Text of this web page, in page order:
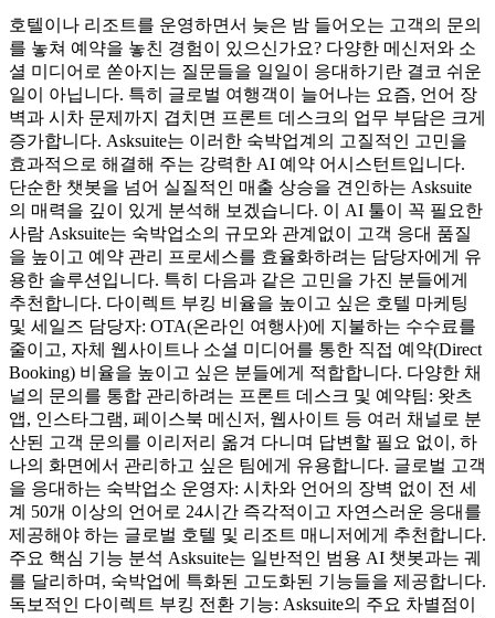
호텔이나 리조트를 운영하면서 늦은 밤 들어오는 고객의 문의
를 놓쳐 예약을 놓친 경험이 있으신가요? 다양한 메신저와 소
셜 미디어로 쏟아지는 질문들을 일일이 응대하기란 결코 쉬운
일이 아닙니다. 특히 글로벌 여행객이 늘어나는 요즘, 언어 장
벽과 시차 문제까지 겹치면 프론트 데스크의 업무 부담은 크게
증가합니다. Asksuite는 이러한 숙박업계의 고질적인 고민을
효과적으로 해결해 주는 강력한 AI 예약 어시스턴트입니다.
단순한 챗봇을 넘어 실질적인 매출 상승을 견인하는 Asksuite
의 매력을 깊이 있게 분석해 보겠습니다. 이 AI 툴이 꼭 필요한
사람 Asksuite는 숙박업소의 규모와 관계없이 고객 응대 품질
을 높이고 예약 관리 프로세스를 효율화하려는 담당자에게 유
용한 솔루션입니다. 특히 다음과 같은 고민을 가진 분들에게
추천합니다. 다이렉트 부킹 비율을 높이고 싶은 호텔 마케팅
및 세일즈 담당자: OTA(온라인 여행사)에 지불하는 수수료를
줄이고, 자체 웹사이트나 소셜 미디어를 통한 직접 예약(Direct
Booking) 비율을 높이고 싶은 분들에게 적합합니다. 다양한 채
널의 문의를 통합 관리하려는 프론트 데스크 및 예약팀: 왓츠
앱, 인스타그램, 페이스북 메신저, 웹사이트 등 여러 채널로 분
산된 고객 문의를 이리저리 옮겨 다니며 답변할 필요 없이, 하
나의 화면에서 관리하고 싶은 팀에게 유용합니다. 글로벌 고객
을 응대하는 숙박업소 운영자: 시차와 언어의 장벽 없이 전 세
계 50개 이상의 언어로 24시간 즉각적이고 자연스러운 응대를
제공해야 하는 글로벌 호텔 및 리조트 매니저에게 추천합니다.
주요 핵심 기능 분석 Asksuite는 일반적인 범용 AI 챗봇과는 궤
를 달리하며, 숙박업에 특화된 고도화된 기능들을 제공합니다.
독보적인 다이렉트 부킹 전환 기능: Asksuite의 주요 차별점이